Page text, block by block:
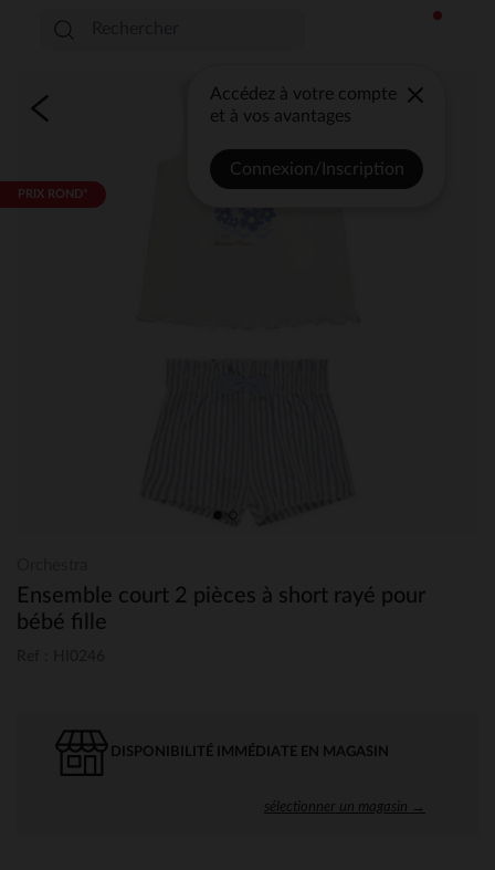
Accédez à votre compte
et à vos avantages
Connexion/Inscription
PRIX ROND*
Ensemble court 2 pièces à short rayé pour
bébé fille
DISPONIBILITÉ IMMÉDIATE EN MAGASIN
sélectionner un magasin →